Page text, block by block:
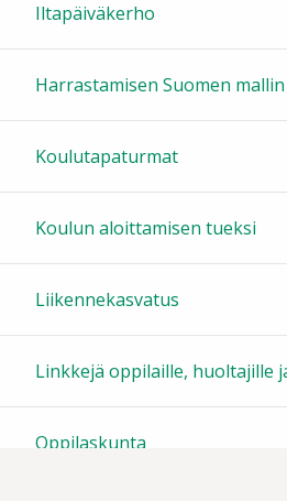
20:00
21:00
Iltapäiväkerho
Harrastamisen Suomen
Koulutapaturmat
Koulun aloittamisen tueksi
Liikennekasvatus
Linkkejä oppilaille, huoltajille
Oppilaskunta